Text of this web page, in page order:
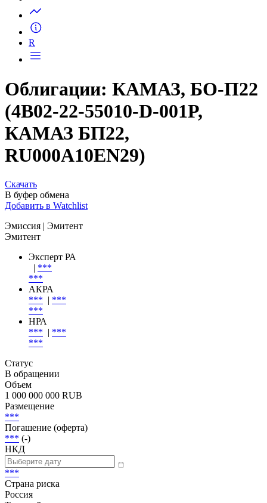
Облигации: КАМАЗ, БО-П22
(4B02-22-55010-D-001P,
RU000A10EN29)
Скачать
В буфер обмена
Эмиссия| Эмитент
Эмитент
Эксперт РА
|***
***
АКРА
***
НРА
*** |***
***
Статус
В обращении
Объем
1 000 000 000 RUB
Размещение
***
Погашение (оферта)
***
НКД